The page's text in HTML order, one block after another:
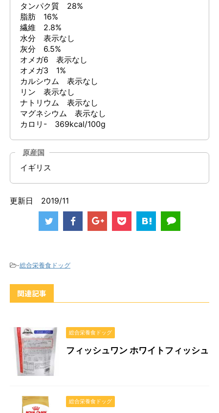
タンパク質 28%
脂肪 16%
繊維 2.8%
水分 表示なし
灰分 6.5%
オメガ6 表示なし
オメガ3 1%
カルシウム 表示なし
リン 表示なし
ナトリウム 表示なし
マグネシウム 表示なし
カロリ- 369kcal/100g
原産国
イギリス
更新日 2019/11
-総合栄養食ドッグ
関連記事
総合栄養食ドッグ
フィッシュワン ホワイトフィッシュ
総合栄養食ドッグ